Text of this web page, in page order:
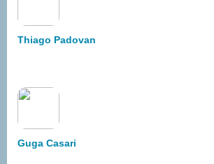
Thiago Padovan
Guga Casari